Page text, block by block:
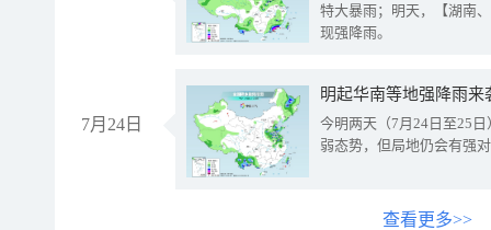
特大暴雨；明天，【湖南
现强降雨。
7月24日
明起华南等地强降雨
今明两天（7月24日至25
弱态势，但局地仍会有强
查看更多>>